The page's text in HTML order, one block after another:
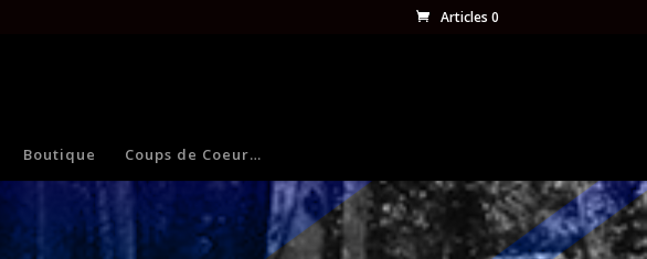
Articles 0
Boutique Coups de Coeur…